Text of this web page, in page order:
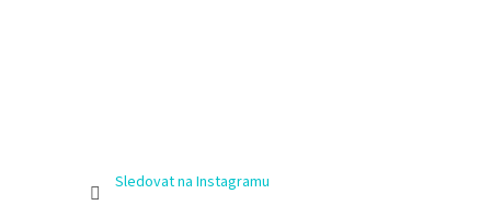
Sledovat na Instagramu